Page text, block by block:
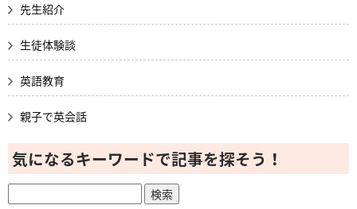
先生紹介
生徒体験談
英語教育
親子で英会話
気になるキーワードで記事を探そう！